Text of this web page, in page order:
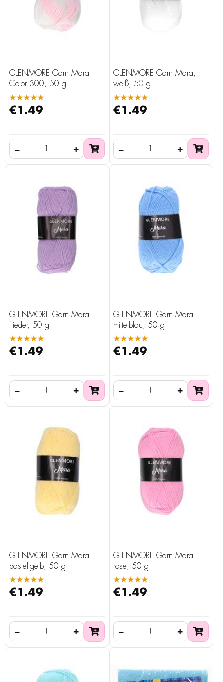
GLENMORE Garn Mara
Color 300, 50 g
★★★★★
€1.49
GLENMORE Garn Mara,
weiß, 50 g
★★★★★
€1.49
GLENMORE Garn Mara
flieder, 50 g
★★★★★
€1.49
GLENMORE Garn Mara
mittelblau, 50 g
★★★★★
€1.49
GLENMORE Garn Mara
pastellgelb, 50 g
★★★★★
€1.49
GLENMORE Garn Mara
rose, 50 g
★★★★★
€1.49